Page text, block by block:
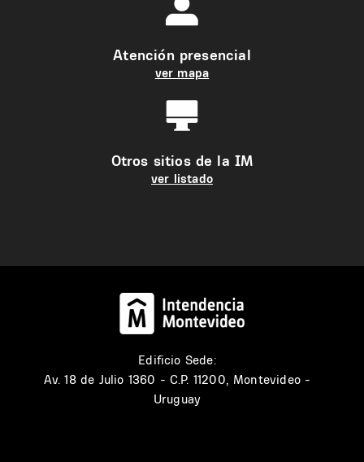
Atención presencial
ver mapa
Otros sitios de la IM
ver listado
Edificio Sede:
Av. 18 de Julio 1360 - C.P. 11200, Montevideo -
Uruguay